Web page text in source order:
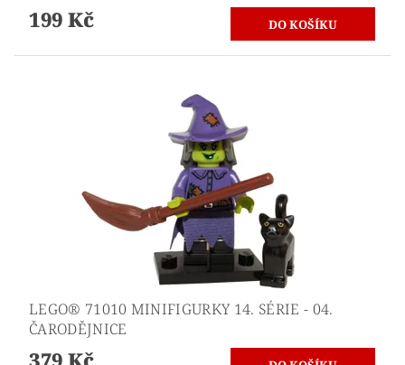
199 Kč
LEGO® 71010 MINIFIGURKY 14. SÉRIE - 04.
ČARODĚJNICE